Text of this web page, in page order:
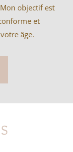
objectif est
et
âge.